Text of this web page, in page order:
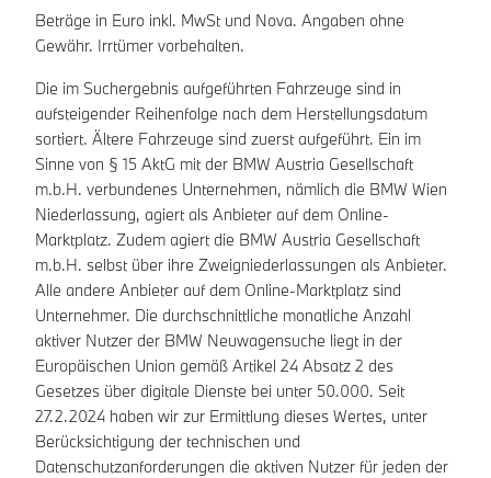
Beträge in Euro inkl. MwSt und Nova. Angaben ohne
Gewähr. Irrtümer vorbehalten.
Die im Suchergebnis aufgeführten Fahrzeuge sind in
aufsteigender Reihenfolge nach dem Herstellungsdatum
sortiert. Ältere Fahrzeuge sind zuerst aufgeführt. Ein im
Sinne von § 15 AktG mit der BMW Austria Gesellschaft
m.b.H. verbundenes Unternehmen, nämlich die BMW Wien
Niederlassung, agiert als Anbieter auf dem Online-
Marktplatz. Zudem agiert die BMW Austria Gesellschaft
m.b.H. selbst über ihre Zweigniederlassungen als Anbieter.
Alle andere Anbieter auf dem Online-Marktplatz sind
Unternehmer. Die durchschnittliche monatliche Anzahl
aktiver Nutzer der BMW Neuwagensuche liegt in der
Europäischen Union gemäß Artikel 24 Absatz 2 des
Gesetzes über digitale Dienste bei unter 50.000. Seit
27.2.2024 haben wir zur Ermittlung dieses Wertes, unter
Berücksichtigung der technischen und
Datenschutzanforderungen die aktiven Nutzer für jeden der